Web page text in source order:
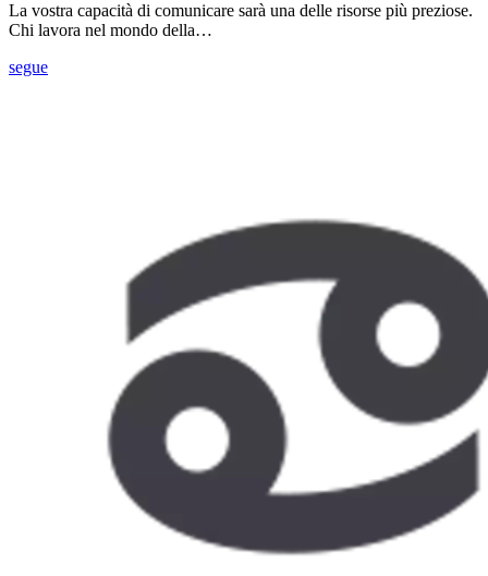
La vostra capacità di comunicare sarà una delle risorse più preziose.
Chi lavora nel mondo della…
segue